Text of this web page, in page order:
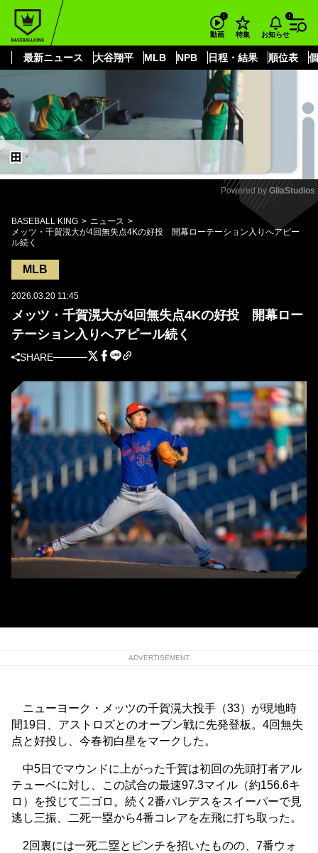
動画 特集 お知らせ
最新ニュース 大谷翔平 MLB NPB 日程・結果 順位表
もっと見る
Mute
Powered by GliaStudios
BASEBALL KING
ニュース
メッツ・千賀滉大が4回無失点4Kの好投 開幕ローテーション入りへアピー
ル続く
MLB
2026.03.20 11:45
メッツ・千賀滉大が4回無失点4Kの好投 開幕ロー
テーション入りへアピール続く
SHARE
ADVERTISEMENT
ニューヨーク・メッツの千賀滉大投手（33）が現地時
間19日、アストロズとのオープン戦に先発登板。4回無失
点と好投し、今春初白星をマークした。
中5日でマウンドに上がった千賀は初回の先頭打者アル
テューベに対し、この試合の最速97.3マイル（約156.6キ
ロ）を投じて二ゴロ。続く2番パレデスをスイーパーで見
逃し三振、二死一塁から4番コレアを左飛に打ち取った。
2回裏には一死二塁とピンチを招いたものの、7番ウォ